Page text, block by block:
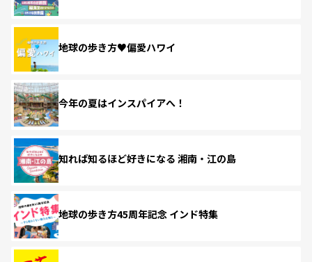
地球の歩き方♥偏愛ハワイ
今年の夏はインスパイアへ！
知れば知るほど好きになる 湘南・江の島
地球の歩き方45周年記念 インド特集